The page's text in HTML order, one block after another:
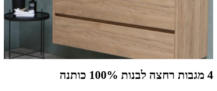
4 מגבות רחצה לבנות 100% כותנה